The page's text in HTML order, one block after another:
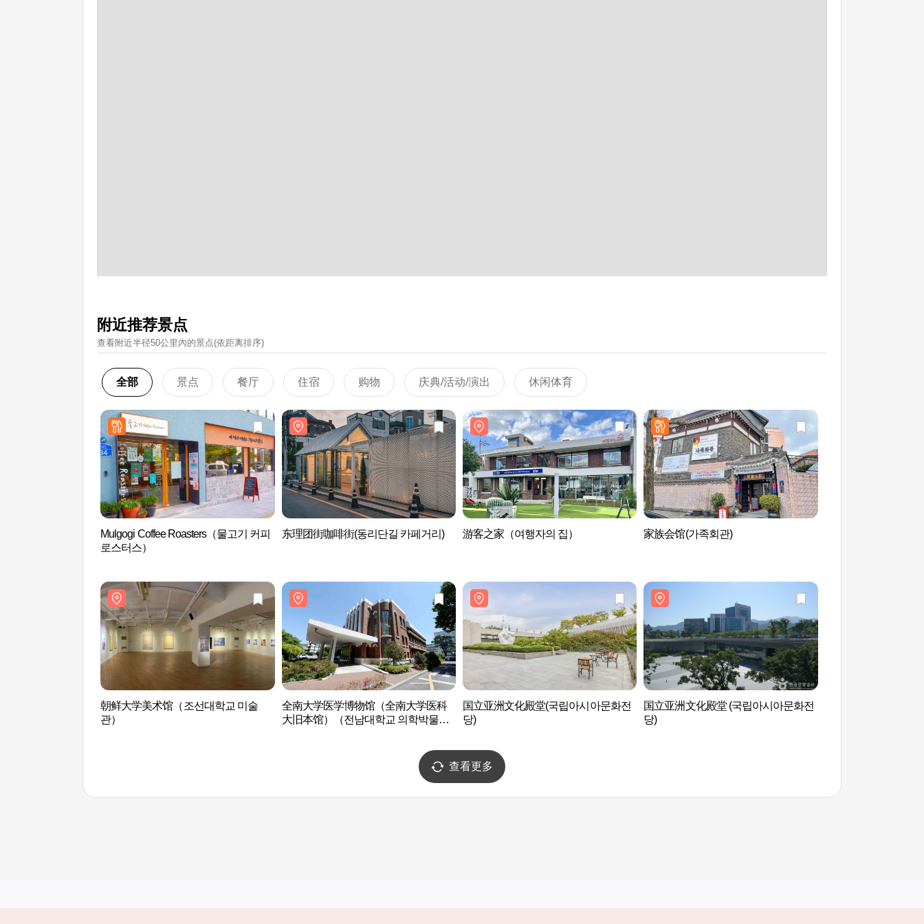
附近推荐景点
查看附近半径50公里內的景点(依距离排序)
全部 景点 餐厅 住宿 购物 庆典/活动/演出 休闲体育
Mulgogi Coffee Roasters（물고기 커피
로스터스）
东理团街咖啡街(동리단길 카페거리) 游客之家（여행자의 집） 家族会馆(가족회관)
朝鲜大学美术馆（조선대학교 미술
관）
全南大学医学博物馆（全南大学医科
大旧本馆）（전남대학교 의학박물관
国立亚洲文化殿堂(국립아시아문화전
당)
国立亚洲文化殿堂 (국립아시아문화전
당)
查看更多